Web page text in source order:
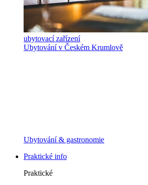
ubytovací zařízení
Ubytování v Českém Krumlově
Ubytování & gastronomie
Praktické info
Praktické